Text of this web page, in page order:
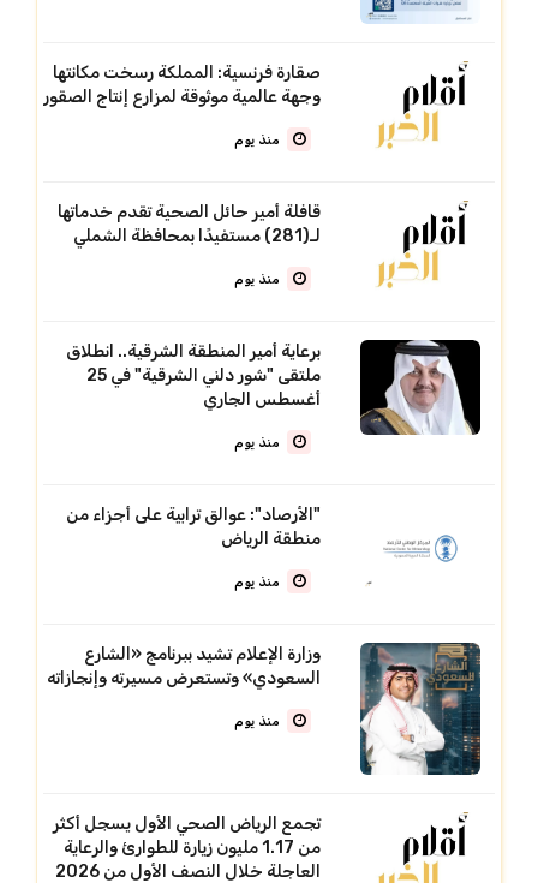
صقارة فرنسية: المملكة رسخت مكانتها
وجهة عالمية موثوقة لمزارع إنتاج الصقور
منذ يوم
قافلة أمير حائل الصحية تقدم خدماتها
لـ(281) مستفيدًا بمحافظة الشملي
منذ يوم
برعاية أمير المنطقة الشرقية.. انطلاق
ملتقى "شور دلني الشرقية" في 25
أغسطس الجاري
منذ يوم
"الأرصاد": عوالق ترابية على أجزاء من
منطقة الرياض
منذ يوم
وزارة الإعلام تشيد ببرنامج «الشارع
السعودي» وتستعرض مسيرته وإنجازاته
منذ يوم
تجمع الرياض الصحي الأول يسجل أكثر
من 1.17 مليون زيارة للطوارئ والرعاية
العاجلة خلال النصف الأول من 2026